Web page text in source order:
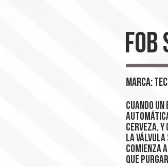
FOB
MARCA:
Cuando
cerveza,
la válvula
comienza
que